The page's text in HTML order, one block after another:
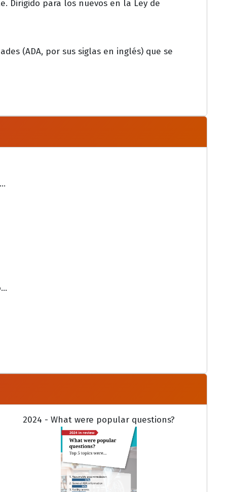
Dirigido para los nuevos en la Ley de
(ADA, por sus siglas en inglés) que se
2024 - What were popular questions?